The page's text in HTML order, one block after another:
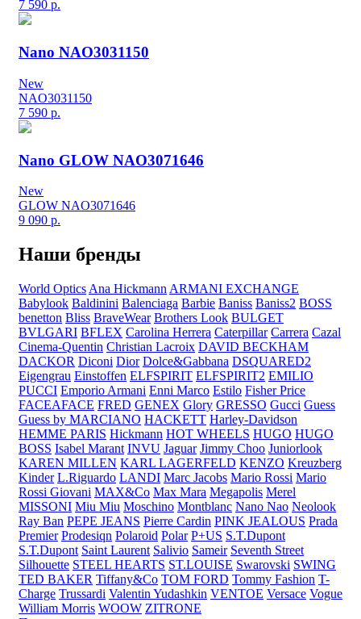
7 590 р.
Nano NAO3031150
New
NAO3031150
7 590 р.
Nano GLOW NAO3071646
New
GLOW NAO3071646
9 090 р.
Наши бренды
World Optics Ana Hickmann ARMANI EXCHANGE
Babylook Baldinini Balenciaga Barbie Baniss Baniss2 BOSS
benetton Bliss BraveWear Brothers Look BULGET
BVLGARI BFLEX Carolina Herrera Caterpillar Carrera Cazal
Cinema-Quentin Christian Lacroix DAVID BECKHAM
DACKOR Diconi Dior Dolce&Gabbana DSQUARED2
Eigengrau Einstoffen ELFSPIRIT ELFSPIRIT2 EMILIO
PUCCI Emporio Armani Enni Marco Estilo Fisher Price
FACEAFACE FRED GENEX Glory GRESSO Gucci Guess
Guess by MARCIANO HACKETT Harley-Davidson
HEMME PARIS Hickmann HOT WHEELS HUGO HUGO
BOSS Isabel Marant INVU Jaguar Jimmy Choo Juniorlook
KAREN MILLEN KARL LAGERFELD KENZO Kreuzberg
Kinder L.Riguardo LANDI Marc Jacobs Mario Rossi Mario
Rossi Giovani MAX&Co Max Mara Megapolis Merel
MISSONI Miu Miu Moschino Montblanc Nano Nao Neolook
Ray Ban PEPE JEANS Pierre Cardin PINK JEALOUS Prada
Premier Prodesiqn Polaroid Polar P+US S.T.Dupont
S.T.Dupont Saint Laurent Salivio Sameir Seventh Street
Silhouette STEEL HEARTS ST.LOUISE Swarovski SWING
TED BAKER Tiffany&Co TOM FORD Tommy Fashion T-
Charge Trussardi Valentin Yudashkin VENTOE Versace Vogue
William Morris WOOW ZITRONE